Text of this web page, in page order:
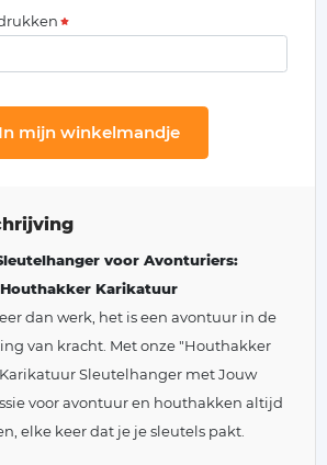
In mijn winkelmandje
voor Avonturiers:
Karikatuur
dan werk, het is een avontuur in de
van kracht. Met onze "Houthakker
Sleutelhanger met Jouw
voor avontuur en houthakken altijd
elke keer dat je je sleutels pakt.